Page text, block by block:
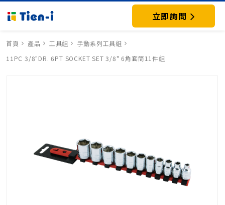
立即詢問
首頁 產品 工具組
手動系列工具組
11PC 3/8"DR. 6PT SOCKET SET 3/8" 6角套筒11件組